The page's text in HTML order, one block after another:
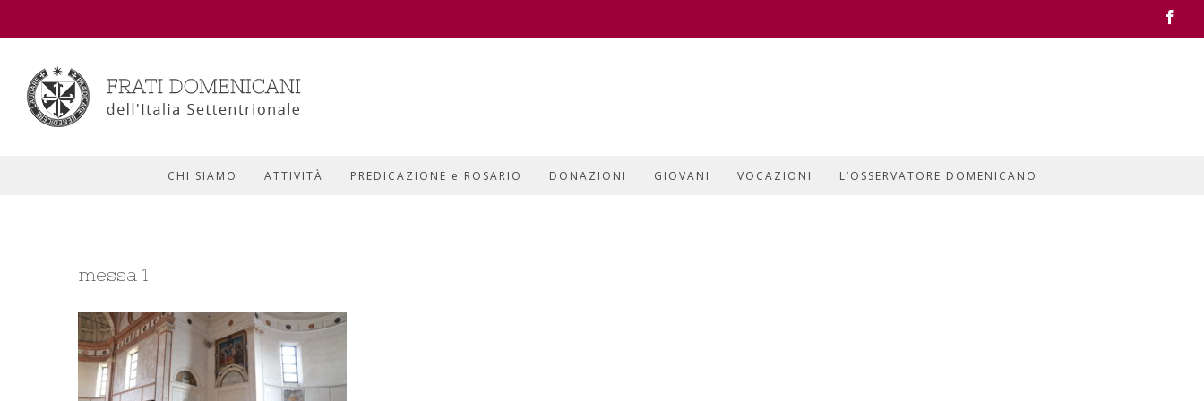
CHI SIAMO ATTIVITÀ PREDICAZIONE e ROSARIO DONAZIONI GIOVANI VOCAZIONI L’OSSERVATORE DOMENICANO
messa 1